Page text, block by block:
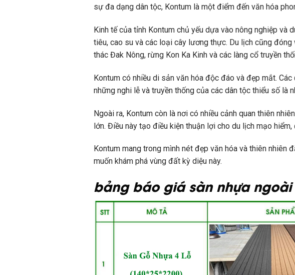
sự đa dạng dân tộc, Kontum là một điểm đến văn hóa
Kinh tế của tỉnh Kontum chủ yếu dựa vào nông nghiệp và
tiêu, cao su và các loại cây lương thực. Du lịch cũng
thác Đak Nông, rừng Kon Ka Kinh và các làng cổ truyền
Kontum có nhiều di sản văn hóa độc đáo và đẹp mắt.
những nghi lễ và truyền thống của các dân tộc thiểu số là
Ngoài ra, Kontum còn là nơi có nhiều cảnh quan thiên
lớn. Điều này tạo điều kiện thuận lợi cho du lịch mạo
Kontum mang trong mình nét đẹp văn hóa và thiên
muốn khám phá vùng đất kỳ diệu này.
bảng báo giá sàn nhựa